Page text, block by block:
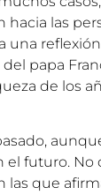
las
una
papa
de los
el futuro.
las que